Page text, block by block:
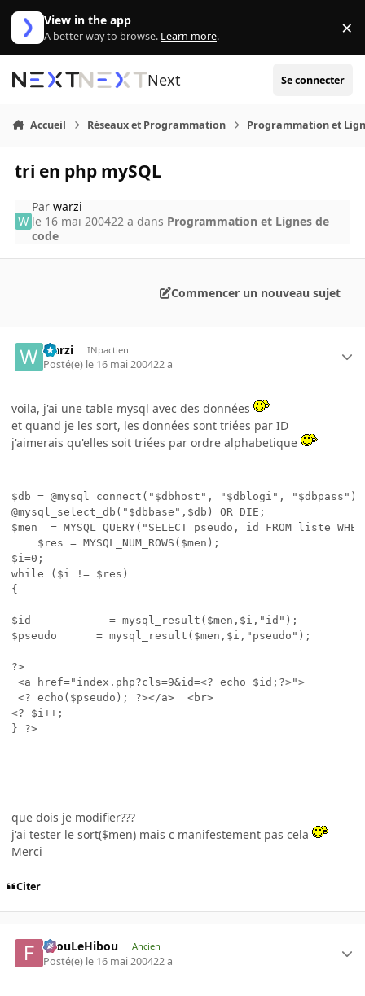
Aller au contenu
View in the app
A better way to browse. Learn more. ×
Next Se connecter
Accueil Réseaux et Programmation Programmation et
tri en php mySQL
Parwarzi
le 16 mai 200422 a dans Programmation et Lignes de
code
Commencer un nouveau sujet
warzi INpactien
Posté(e) le 16 mai 200422 a
voila, j'ai une table mysql avec des données
et quand je les sort, les données sont triées par ID
j'aimerais qu'elles soit triées par ordre alphabetique
$db = @mysql_connect("$dbhost", "$dblogi",
@mysql_select_db("$dbbase",$db) OR DIE;
$men  = MYSQL_QUERY("SELECT pseudo, id FROM liste
$i=0;
while ($i != $res)
{
$id            = mysql_result($men,$i,"id");
$pseudo      = mysql_result($men,$i,"pseudo");
?>
<a href="index.php?cls=9&id=<? echo $id;?>">
<? echo($pseudo); ?></a>  <br>
<? $i++;
} ?>
que dois je modifier???
j'ai tester le sort($men) mais c manifestement pas cela
Merci
Citer
FilouLeHibou Ancien
Posté(e) le 16 mai 200422 a